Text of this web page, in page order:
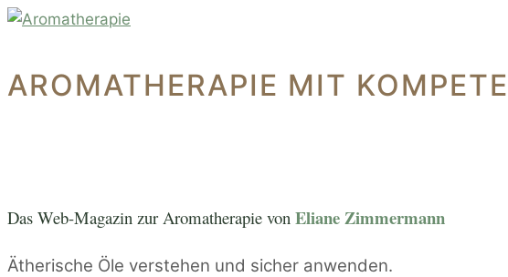
Zum
AROMATHERAPIE MIT
Das Web-Magazin zur Aromatherapie von Eliane Zimmermann
Ätherische Öle verstehen und sicher anwenden.